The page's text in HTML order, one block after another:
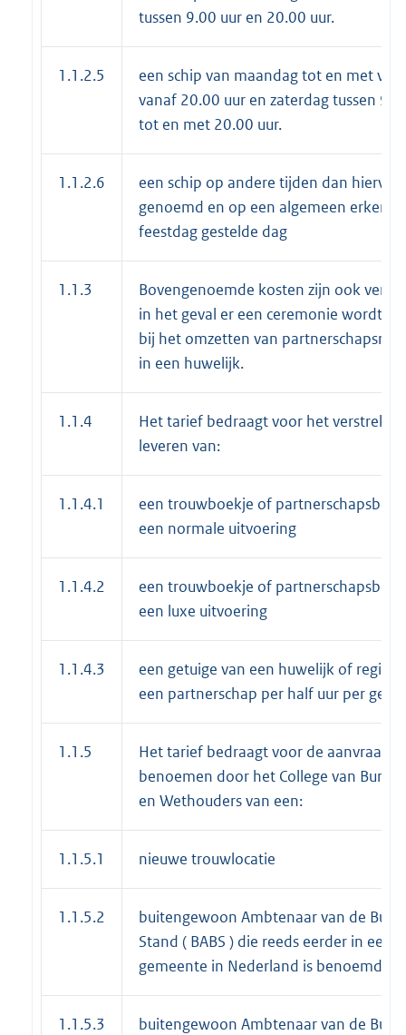
tussen 9.00 uur en 20.00 uur.
1.1.2.5
een schip van maandag tot en met
vanaf 20.00 uur en zaterdag tussen
tot en met 20.00 uur.
1.1.2.6
een schip op andere tijden dan
genoemd en op een algemeen erkende
feestdag gestelde dag
1.1.3
Bovengenoemde kosten zijn ook
in het geval er een ceremonie wordt
bij het omzetten van
in een huwelijk.
1.1.4
Het tarief bedraagt voor het
leveren van:
1.1.4.1
een trouwboekje of
een normale uitvoering
1.1.4.2
een trouwboekje of
een luxe uitvoering
1.1.4.3
een getuige van een huwelijk of
een partnerschap per half uur per
1.1.5
Het tarief bedraagt voor de aanvraag
benoemen door het College van
en Wethouders van een:
1.1.5.1 nieuwe trouwlocatie
1.1.5.2
buitengewoon Ambtenaar van de
Stand ( BABS ) die reeds eerder in een
gemeente in Nederland is benoemd
1.1.5.3
buitengewoon Ambtenaar van de